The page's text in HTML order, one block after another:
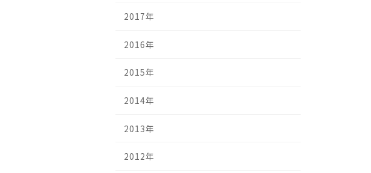
2017年
2016年
2015年
2014年
2013年
2012年